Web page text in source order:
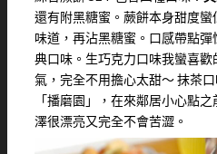
還有附黑糖蜜。蕨餅本身甜度
味道，再沾黑糖蜜。口感帶點
典口味。生巧克力口味我蠻喜
氣，完全不用擔心太甜～ 抹茶
「播磨園」，在來鄰居小心點
澤很漂亮又完全不會苦澀。